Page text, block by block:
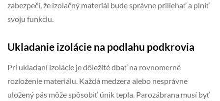
zabezpečí, že izolačný materiál bude správne priliehať a plniť
svoju funkciu.
Ukladanie izolácie na podlahu podkrovia
Pri ukladaní izolácie je dôležité dbať na rovnomerné
rozloženie materiálu. Každá medzera alebo nesprávne
uložený pás môže spôsobiť únik tepla. Parozábrana musí byť